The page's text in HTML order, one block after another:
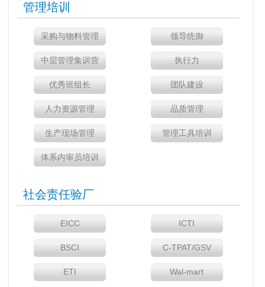
管理培训
采购与物料管理 领导统御
中层管理集训营 执行力
优秀班组长 团队建设
人力资源管理 品质管理
生产现场管理 管理工具培训
体系内审员培训
社会责任验厂
EICC ICTI
BSCI C-TPAT/GSV
ETI Wal-mart